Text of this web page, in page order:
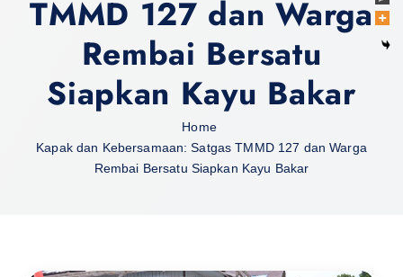
TMMD 127 dan Warga
Rembai Bersatu
Siapkan Kayu Bakar
Home
Kapak dan Kebersamaan: Satgas TMMD 127 dan Warga
Rembai Bersatu Siapkan Kayu Bakar